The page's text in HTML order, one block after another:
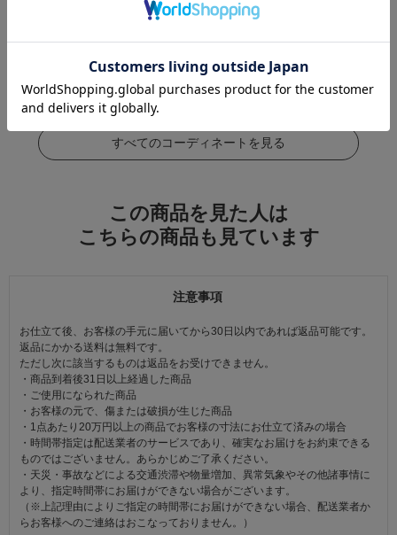
この商品をコーデする
すべてのコーディネートを見る
この商品を見た人は
こちらの商品も見ています
注意事項
お仕立て後、お客様の手元に届いてから30日以内であれば返品可能です。
返品にかかる送料は無料です。
ただし次に該当するものは返品をお受けできません。
・商品到着後31日以上経過した商品
・ご使用になられた商品
・お客様の元で、傷または破損が生じた商品
・1点あたり20万円以上の商品でお客様の寸法にお仕立て済みの場合
・時間帯指定は配送業者のサービスであり、確実なお届けをお約束できる
ものではございません。あらかじめご了承ください。
・天災・事故などによる交通渋滞や物量増加、異常気象やその他諸事情に
より、指定時間帯にお届けができない場合がございます。
（※上記理由によりご指定の時間帯にお届けができない場合、配送業者か
らお客様へのご連絡はおこなっておりません。）